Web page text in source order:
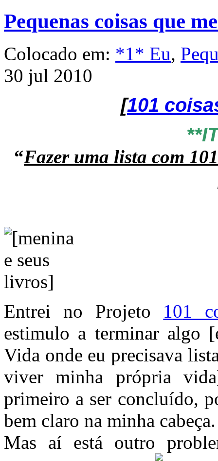
Pequenas coisas que
Colocado em: *1* Eu,
30 jul 2010
[101
“Fazer uma lista com
Entrei no Projeto 101
estimulo a terminar algo
Vida onde eu precisava
viver minha própria
primeiro a ser concluído,
bem claro na minha cabeça.
Mas aí está outro